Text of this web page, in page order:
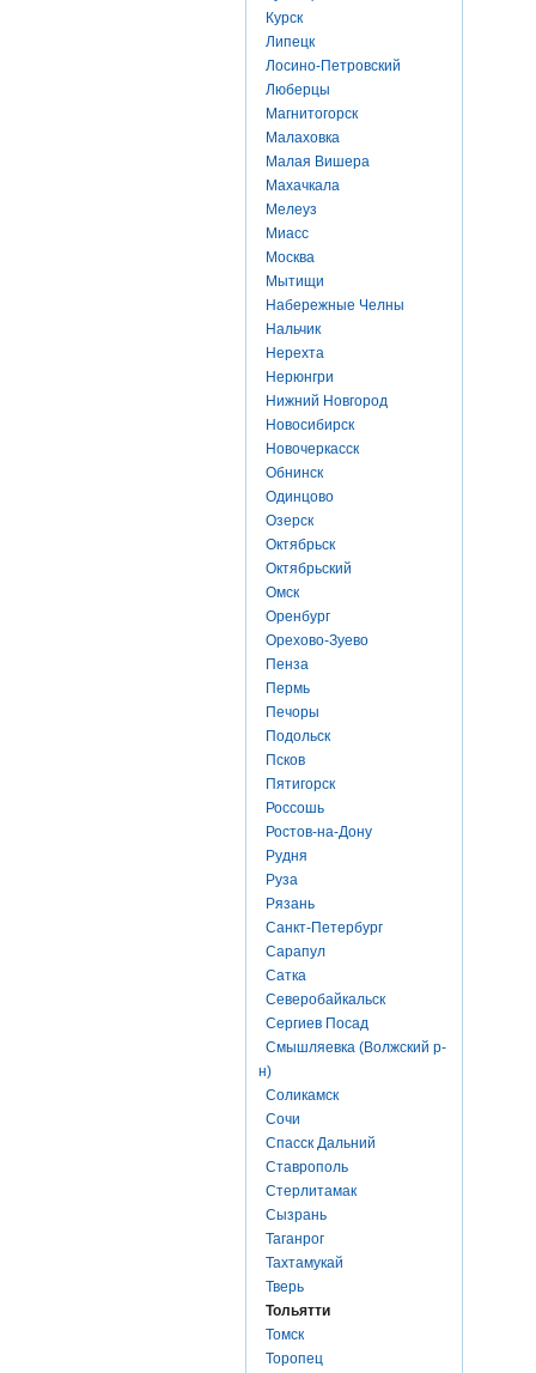
Курск
Липецк
Лосино-Петровский
Люберцы
Магнитогорск
Малаховка
Малая Вишера
Махачкала
Мелеуз
Миасс
Москва
Мытищи
Набережные Челны
Нальчик
Нерехта
Нерюнгри
Нижний Новгород
Новосибирск
Новочеркасск
Обнинск
Одинцово
Озерск
Октябрьск
Октябрьский
Омск
Оренбург
Орехово-Зуево
Пенза
Пермь
Печоры
Подольск
Псков
Пятигорск
Россошь
Ростов-на-Дону
Рудня
Руза
Рязань
Санкт-Петербург
Сарапул
Сатка
Северобайкальск
Сергиев Посад
Смышляевка (Волжский р-
н)
Соликамск
Сочи
Спасск Дальний
Ставрополь
Стерлитамак
Сызрань
Таганрог
Тахтамукай
Тверь
Тольятти
Томск
Торопец